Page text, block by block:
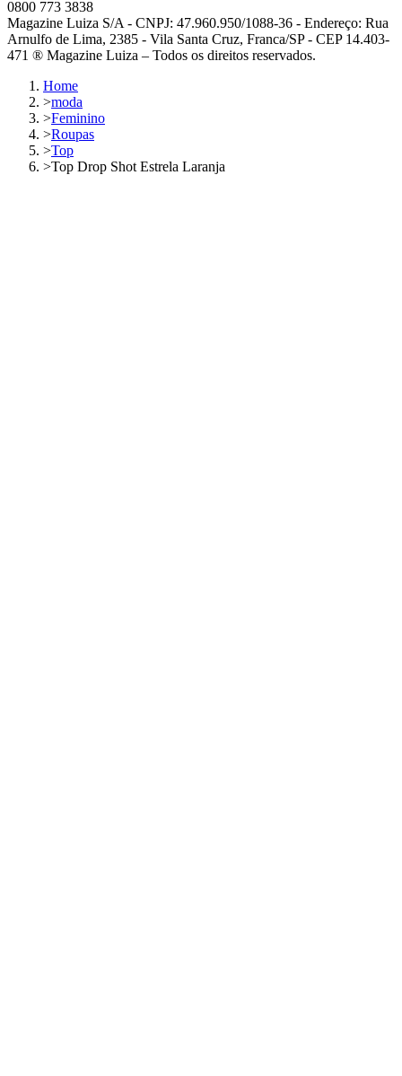
0800 773 3838
Magazine Luiza S/A - CNPJ: 47.960.950/1088-36 - Endereço: Rua
Arnulfo de Lima, 2385 - Vila Santa Cruz, Franca/SP - CEP 14.403-
471 ® Magazine Luiza – Todos os direitos reservados.
Home
>moda
>Feminino
>Roupas
>Top
>Top Drop Shot Estrela Laranja